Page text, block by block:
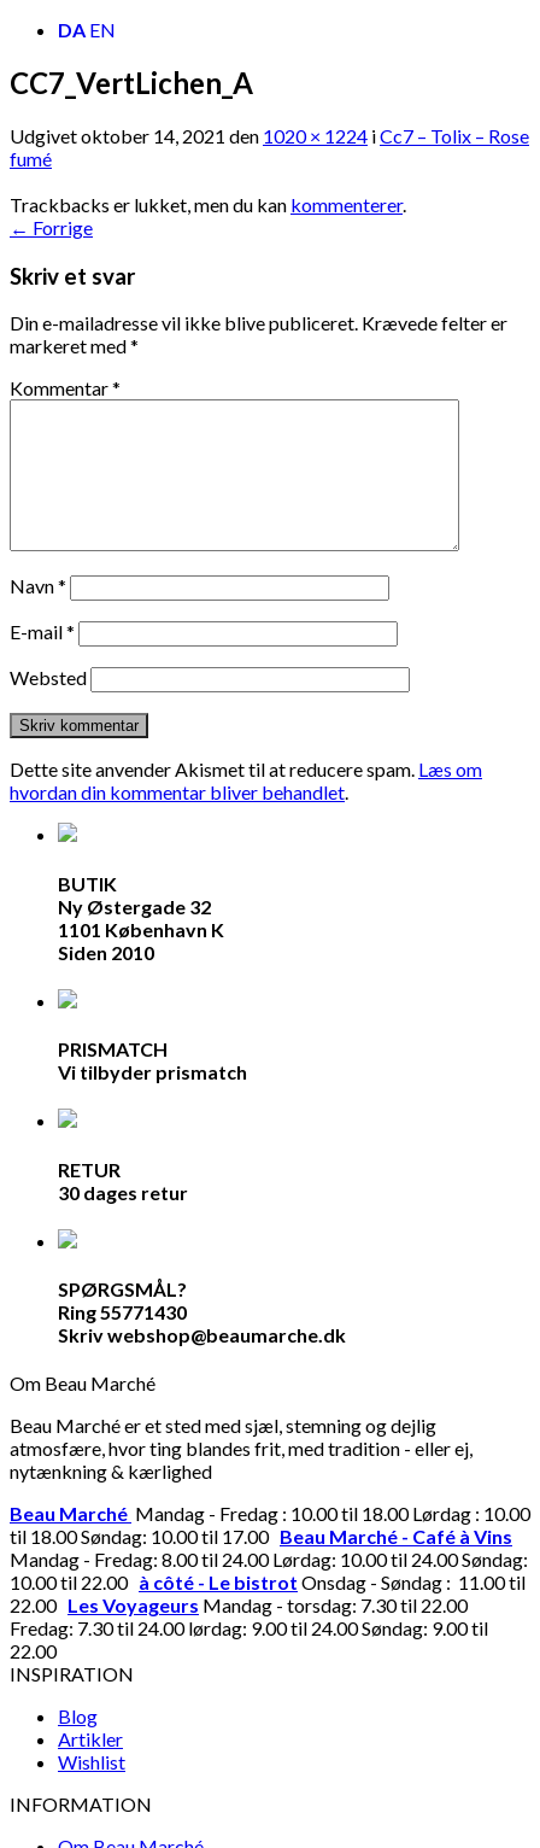
DA EN
CC7_VertLichen_A
Udgivetoktober 14, 2021 den 1020 × 1224 iCc7 – Tolix – Rose
fumé
Trackbacks er lukket, men du kan kommenterer.
← Forrige
Skriv et svar
Din e-mailadresse vil ikke blive publiceret. Krævede felter er
markeret med*
Kommentar*
Navn*
E-mail*
Websted
Dette site anvender Akismet til at reducere spam. Læs om
hvordan din kommentar bliver behandlet.
BUTIK
Ny Østergade 32
1101 København K
Siden 2010
PRISMATCH
Vi tilbyder prismatch
RETUR
30 dages retur
SPØRGSMÅL?
Ring 55771430
Skriv webshop@beaumarche.dk
Om Beau Marché
Beau Marché er et sted med sjæl, stemning og dejlig
atmosfære, hvor ting blandes frit, med tradition - eller ej,
nytænkning & kærlighed
Beau Marché Mandag - Fredag : 10.00 til 18.00 Lørdag : 10.00
til 18.00 Søndag: 10.00 til 17.00 Beau Marché - Café à Vins
Mandag - Fredag: 8.00 til 24.00 Lørdag: 10.00 til 24.00 Søndag:
10.00 til 22.00 à côté - Le bistrot Onsdag - Søndag : 11.00 til
22.00 Les Voyageurs Mandag - torsdag: 7.30 til 22.00
Fredag: 7.30 til 24.00 lørdag: 9.00 til 24.00 Søndag: 9.00 til
22.00
INSPIRATION
Blog
Artikler
Wishlist
INFORMATION